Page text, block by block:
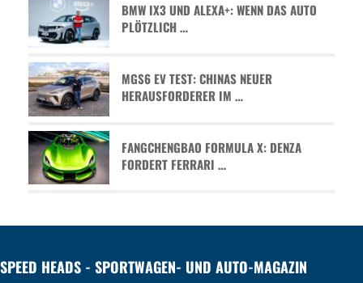
BMW IX3 UND ALEXA+: WENN DAS AUTO
PLÖTZLICH …
MGS6 EV TEST: CHINAS NEUER
HERAUSFORDERER IM …
FANGCHENGBAO FORMULA X: DENZA
FORDERT FERRARI …
SPEED HEADS - SPORTWAGEN- UND AUTO-MAGAZIN